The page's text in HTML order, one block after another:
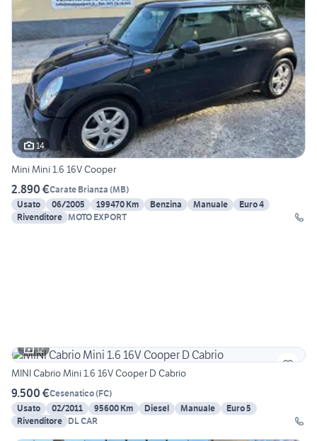
14
Mini Mini 1.6 16V Cooper
2.890 €Carate Brianza (MB)
Usato
06/2005 199470 Km Benzina Manuale
Euro 4
Rivenditore MOTO EXPORT
12
MINI Cabrio Mini 1.6 16V Cooper D Cabrio
9.500 €Cesenatico(FC)
Usato
02/2011 95600 Km Diesel Manuale
Euro 5
Rivenditore DL CAR